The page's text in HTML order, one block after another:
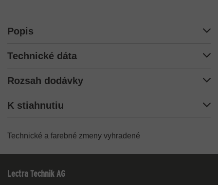
Popis
Technické dáta
Rozsah dodávky
K stiahnutiu
Technické a farebné zmeny vyhradené
Lectra Technik AG